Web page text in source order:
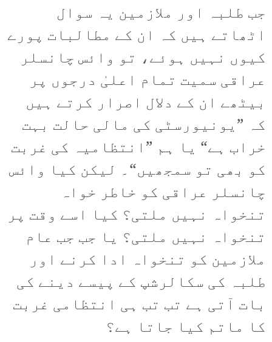
جب طلبہ اور ملازمین یہ سوال
اٹھاتے ہیں کہ ان کے مطالبات پورے
کیوں نہیں ہوئے، تو وائس چانسلر
عراقی سمیت تمام اعلیٰ درجوں پر
بیٹھے ان کے دلال اصرار کرتے ہیں
کہ ”یونیورسٹی کی مالی حالت بہت
خراب ہے“ یا ہم ”انتظامیہ کی غربت
کو بھی تو سمجھیں“۔ لیکن کیا وائس
چانسلر عراقی کو خاطر خواہ
تنخواہ نہیں ملتی؟ کیا اسے وقت پر
تنخواہ نہیں ملتی؟ یا جب جب عام
ملازمین کو تنخواہ ادا کرنے اور
طلبہ کی سکالرشپ کے پیسے دینے کی
بات آتی ہے تب تب ہی انتظامی غربت
کا ماتم کیا جاتا ہے؟